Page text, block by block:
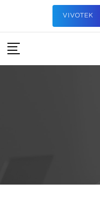
VIVOTEK